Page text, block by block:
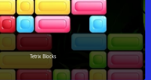
Tetrix Blocks